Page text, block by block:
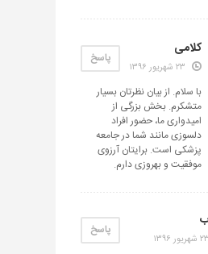
پاسخ کلامی
با سلام. از بیان نظرتان بسیار
متشکرم. بخش بزرگی از
امیدواری ما، حضور افراد
دلسوزی مانند شما در جامعه
پزشکی است. برایتان آرزوی
موفقیت و بهروزی دارم.
پاسخ